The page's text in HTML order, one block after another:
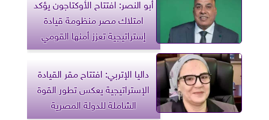
امتلاك مصر منظومة قيادة
إستراتيجية تعزز أمنها القومي
داليا الإتربي: افتتاح مقر القيادة
الإستراتيجية يعكس تطور القوة
الشاملة للدولة المصرية